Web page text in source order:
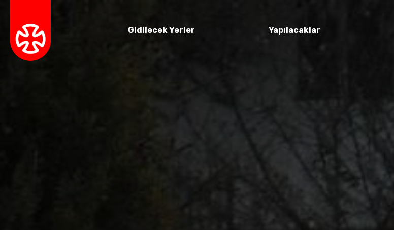
Gidilecek Yerler Yapılacaklar